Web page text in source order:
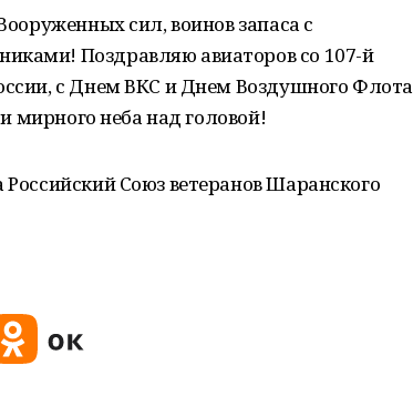
сил, воинов запаса с
Поздравляю авиаторов со 107-й
с Днем ВКС и Днем Воздушного Флота
мирного неба над головой!
Союз ветеранов Шаранского